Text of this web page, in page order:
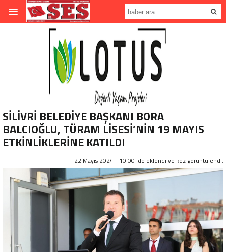
SİLİVRİ BELEDİYE BAŞKANI BORA
BALCIOĞLU, TÜRAM LİSESİ’NİN 19 MAYIS
ETKİNLİKLERİNE KATILDI
22 Mayıs 2024 - 10:00 'de eklendi ve kez görüntülendi.